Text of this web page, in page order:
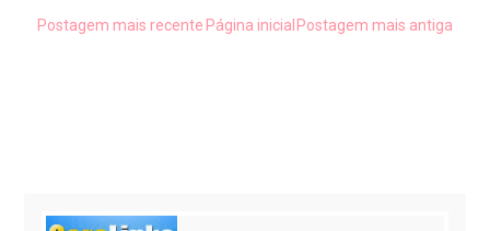
Postagem mais recente Postagem mais antiga
Página inicial